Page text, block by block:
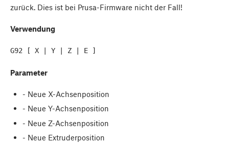
zurück. Dies ist bei Prusa-Firmware nicht der Fall!
Verwendung
Parameter
- Neue X-Achsenposition
- Neue Y-Achsenposition
- Neue Z-Achsenposition
- Neue Extruderposition